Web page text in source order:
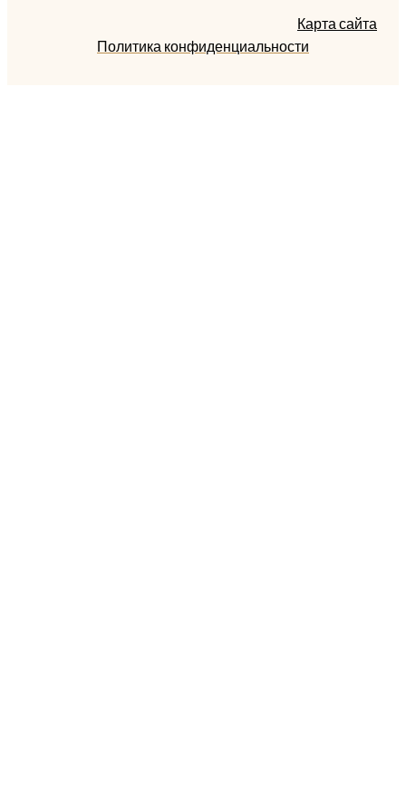
Карта сайта
Политика конфиденциальности